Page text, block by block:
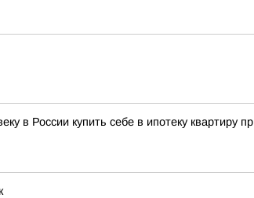
в России купить себе в ипотеку квартиру